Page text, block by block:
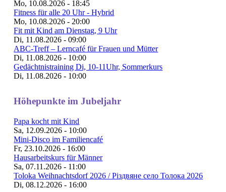
Mo, 10.08.2026 - 18:45
Fitness für alle 20 Uhr - Hybrid
Mo, 10.08.2026 - 20:00
Fit mit Kind am Dienstag, 9 Uhr
Di, 11.08.2026 - 09:00
ABC-Treff – Lerncafé für Frauen und Mütter
Di, 11.08.2026 - 10:00
Gedächtnistraining Di, 10-11Uhr, Sommerkurs
Di, 11.08.2026 - 10:00
Höhepunkte im Jubeljahr
Papa kocht mit Kind
Sa, 12.09.2026 - 10:00
Mini-Disco im Familiencafé
Fr, 23.10.2026 - 16:00
Hausarbeitskurs für Männer
Sa, 07.11.2026 - 11:00
Toloka Weihnachtsdorf 2026 / Різдвяне село Толока 2026
Di, 08.12.2026 - 16:00